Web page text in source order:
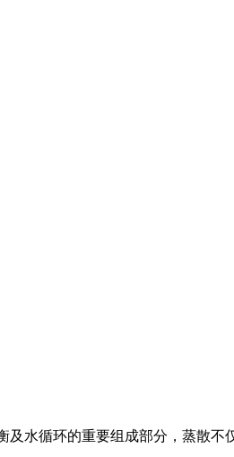
水循环的重要组成部分，蒸散不